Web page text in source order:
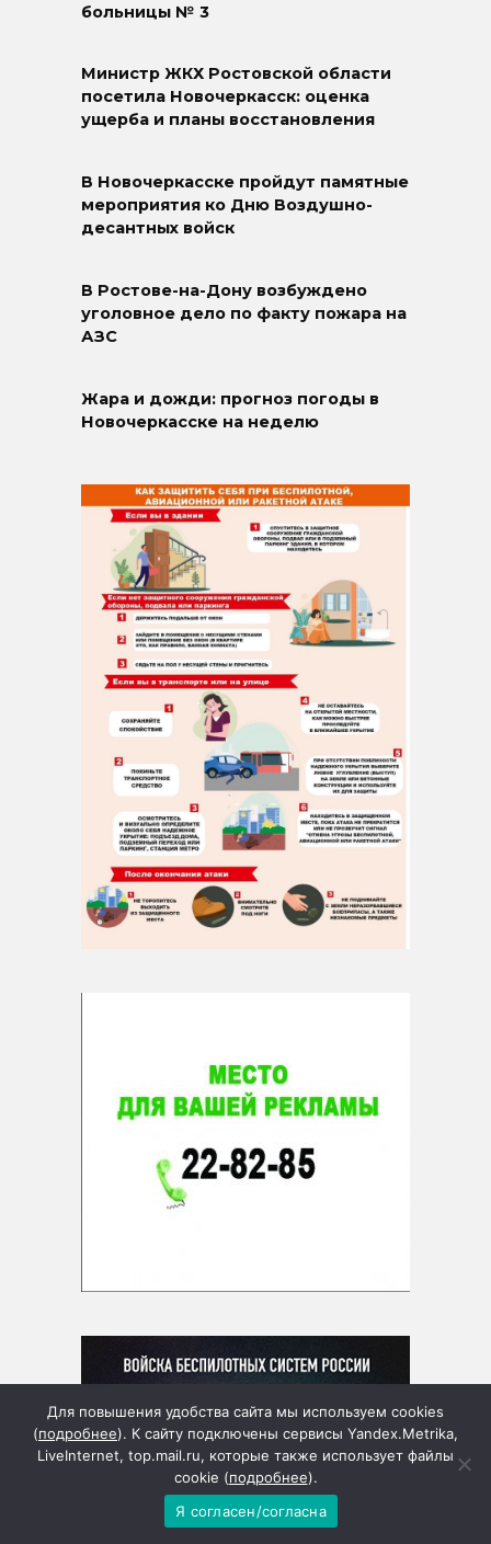
больницы № 3
Министр ЖКХ Ростовской области
посетила Новочеркасск: оценка
ущерба и планы восстановления
В Новочеркасске пройдут памятные
мероприятия ко Дню Воздушно-
десантных войск
В Ростове-на-Дону возбуждено
уголовное дело по факту пожара на
АЗС
Жара и дожди: прогноз погоды в
Новочеркасске на неделю
Для повышения удобства сайта мы используем cookies
(подробнее). К сайту подключены сервисы Yandex.Metrika,
LiveInternet, top.mail.ru, которые также использует файлы
cookie (подробнее).
Я согласен/согласна